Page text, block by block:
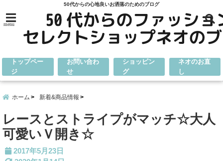
50代からの心地良いお洒落のためのブログ
menu
トップペー
ジ
お問い合わ
せ
ショッピン
グ
ネオのお直
し
ホーム 新着&商品情報
レースとストライプがマッチ☆大人
可愛いＶ開き☆
2017年5月23日